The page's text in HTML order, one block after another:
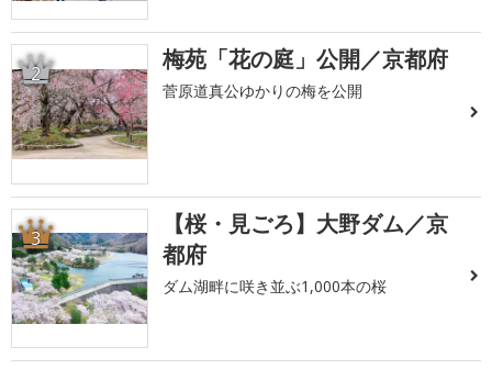
2 梅苑「花の庭」公開／京都府
菅原道真公ゆかりの梅を公開
3
【桜・見ごろ】大野ダム／京
都府
ダム湖畔に咲き並ぶ1,000本の桜